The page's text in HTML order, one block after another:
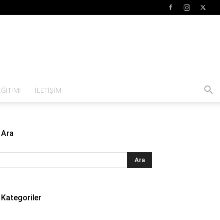
İLETIŞIM
Ara
Kategoriler